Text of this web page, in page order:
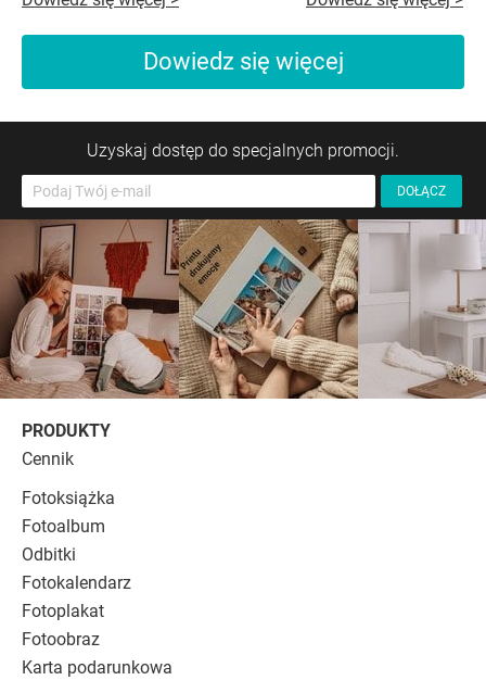
Dowiedz się więcej
Uzyskaj dostęp do specjalnych promocji.
PRODUKTY
Cennik
Fotoksiążka
Fotoalbum
Odbitki
Fotokalendarz
Fotoplakat
Fotoobraz
Karta podarunkowa